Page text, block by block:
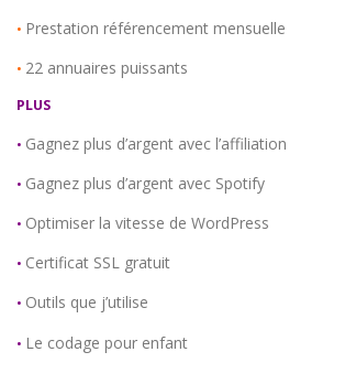
• Prestation référencement mensuelle
• 22 annuaires puissants
PLUS
• Gagnez plus d’argent avec l’affiliation
• Gagnez plus d’argent avec Spotify
• Optimiser la vitesse de WordPress
• Certificat SSL gratuit
• Outils que j’utilise
• Le codage pour enfant